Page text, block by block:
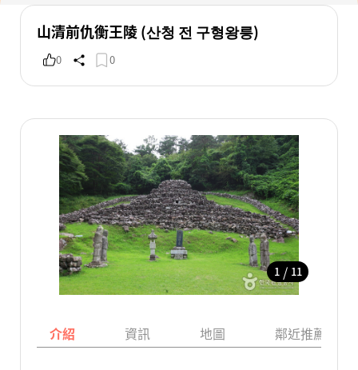
山清前仇衡王陵 (산청 전 구형왕릉)
0 0
1 / 11
介紹 資訊 地圖 鄰近推薦景點